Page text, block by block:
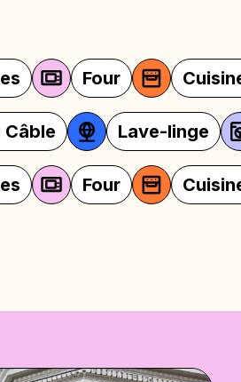
Cuisine équipée
Satellite ou Câble
Cuisine équipée